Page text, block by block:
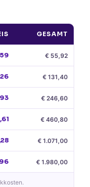
GESAMT
€ 55,92
€ 131,40
€ 246,60
€ 460,80
€ 1.071,00
€ 1.980,00